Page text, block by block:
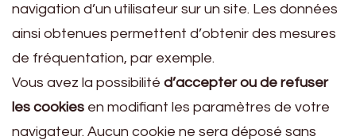
navigation d’un utilisateur sur un site. Les données
ainsi obtenues permettent d’obtenir des mesures
de fréquentation, par exemple.
Vous avez la possibilité d’accepter ou de refuser
les cookies en modifiant les paramètres de votre
navigateur. Aucun cookie ne sera déposé sans